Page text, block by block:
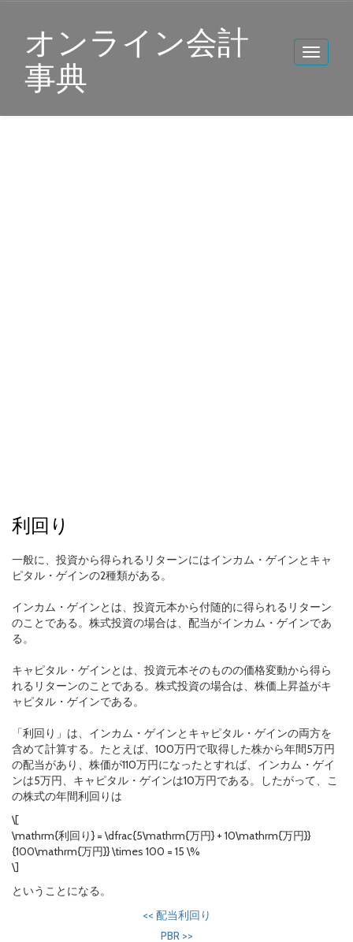
オンライン会計
事典
利回り
一般に、投資から得られるリターンにはインカム・ゲインとキャ
ピタル・ゲインの2種類がある。
インカム・ゲインとは、投資元本から付随的に得られるリターン
のことである。株式投資の場合は、配当がインカム・ゲインであ
る。
キャピタル・ゲインとは、投資元本そのものの価格変動から得ら
れるリターンのことである。株式投資の場合は、株価上昇益がキ
ャピタル・ゲインである。
「利回り」は、インカム・ゲインとキャピタル・ゲインの両方を
含めて計算する。たとえば、100万円で取得した株から年間5万円
の配当があり、株価が110万円になったとすれば、インカム・ゲイ
ンは5万円、キャピタル・ゲインは10万円である。したがって、こ
の株式の年間利回りは
\[
\mathrm{利回り} = \dfrac{5\mathrm{万円} + 10\mathrm{万円}}
{100\mathrm{万円}} \times 100 = 15 \%
\]
ということになる。
<< 配当利回り
PBR >>